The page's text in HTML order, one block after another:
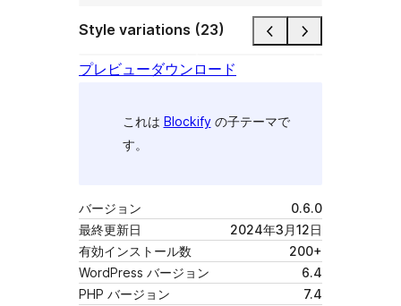
Style variations (23)
プレビューダウンロード
これは Blockifyの子テーマで
す。
バージョン
0.6.0
最終更新日
2024年3月12日
有効インストール数
200+
WordPress バージョン
6.4
PHP バージョン
7.4